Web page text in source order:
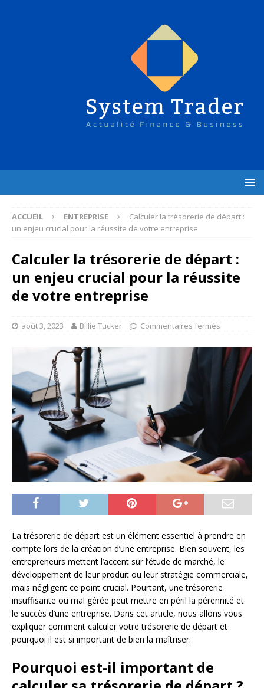
ACCUEIL ENTREPRISE
Calculer la trésorerie de départ :
un enjeu crucial pour la réussite de votre entreprise
Calculer la trésorerie de départ :
un enjeu crucial pour la réussite
de votre entreprise
août 3, 2023 Billie Tucker Commentaires fermés
La trésorerie de départ est un élément essentiel à prendre en
compte lors de la création d’une entreprise. Bien souvent, les
entrepreneurs mettent l’accent sur l’étude de marché, le
développement de leur produit ou leur stratégie commerciale,
mais négligent ce point crucial. Pourtant, une trésorerie
insuffisante ou mal gérée peut mettre en péril la pérennité et
le succès d’une entreprise. Dans cet article, nous allons vous
expliquer comment calculer votre trésorerie de départ et
pourquoi il est si important de bien la maîtriser.
Pourquoi est-il important de